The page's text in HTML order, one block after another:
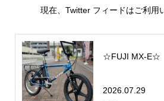
現在、Twitter フィードはご利用
☆FUJI MX-E☆
2026.07.29